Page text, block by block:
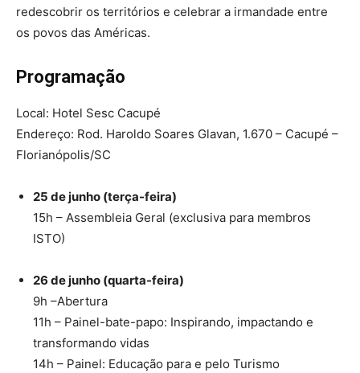
redescobrir os territórios e celebrar a irmandade entre
os povos das Américas.
Programação
Local: Hotel Sesc Cacupé
Endereço: Rod. Haroldo Soares Glavan, 1.670 – Cacupé –
Florianópolis/SC
25 de junho (terça-feira)
15h – Assembleia Geral (exclusiva para membros
ISTO)
26 de junho (quarta-feira)
9h –Abertura
11h – Painel-bate-papo: Inspirando, impactando e
transformando vidas
14h – Painel: Educação para e pelo Turismo